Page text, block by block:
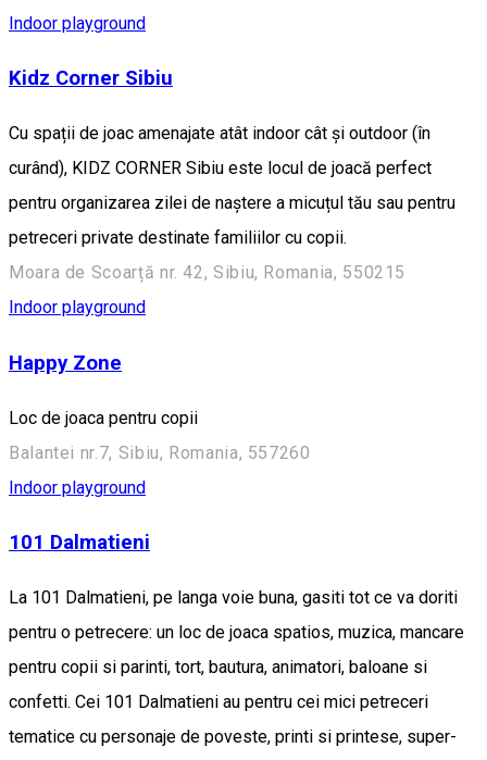
Indoor playground
Kidz Corner Sibiu
Cu spații de joac amenajate atât indoor cât și outdoor (în
curând), KIDZ CORNER Sibiu este locul de joacă perfect
pentru organizarea zilei de naștere a micuțul tău sau pentru
petreceri private destinate familiilor cu copii.
Moara de Scoarță nr. 42, Sibiu, Romania, 550215
Indoor playground
Happy Zone
Loc de joaca pentru copii
Balantei nr.7, Sibiu, Romania, 557260
Indoor playground
101 Dalmatieni
La 101 Dalmatieni, pe langa voie buna, gasiti tot ce va doriti
pentru o petrecere: un loc de joaca spatios, muzica, mancare
pentru copii si parinti, tort, bautura, animatori, baloane si
confetti. Cei 101 Dalmatieni au pentru cei mici petreceri
tematice cu personaje de poveste, printi si printese, super-